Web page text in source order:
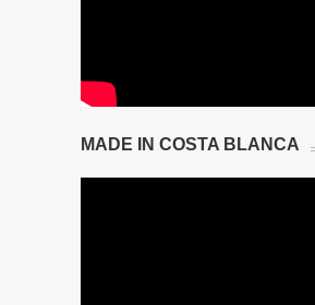
MADE IN COSTA BLANCA